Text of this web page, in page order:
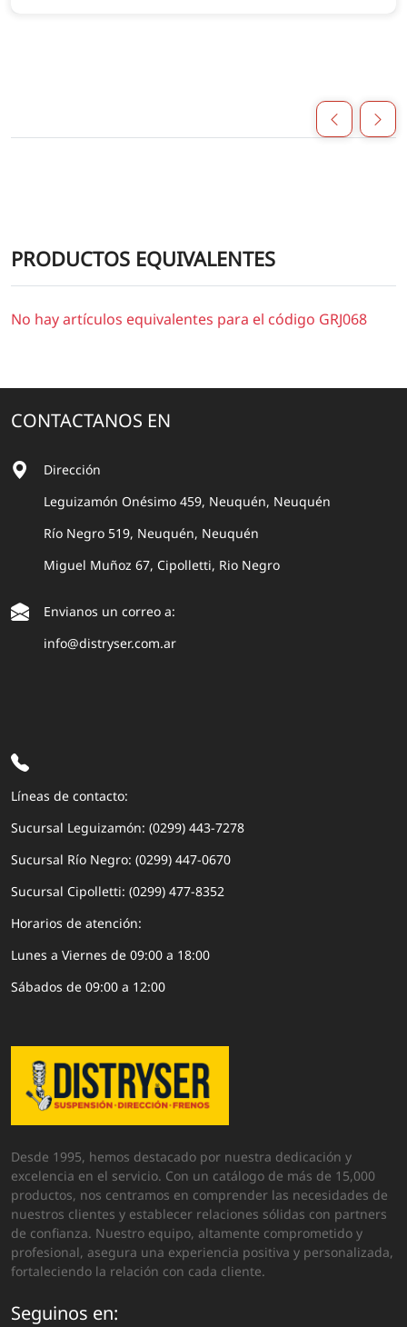
PRODUCTOS EQUIVALENTES
No hay artículos equivalentes para el código GRJ068
CONTACTANOS EN
Dirección
Leguizamón Onésimo 459, Neuquén, Neuquén
Río Negro 519, Neuquén, Neuquén
Miguel Muñoz 67, Cipolletti, Rio Negro
Envianos un correo a:
info@distryser.com.ar
Líneas de contacto:
Sucursal Leguizamón: (0299) 443-7278
Sucursal Río Negro: (0299) 447-0670
Sucursal Cipolletti: (0299) 477-8352
Horarios de atención:
Lunes a Viernes de 09:00 a 18:00
Sábados de 09:00 a 12:00
Desde 1995, hemos destacado por nuestra dedicación y
excelencia en el servicio. Con un catálogo de más de 15,000
productos, nos centramos en comprender las necesidades de
nuestros clientes y establecer relaciones sólidas con partners
de confianza. Nuestro equipo, altamente comprometido y
profesional, asegura una experiencia positiva y personalizada,
fortaleciendo la relación con cada cliente.
Seguinos en: